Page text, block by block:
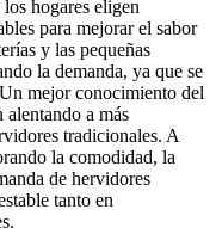
hogares eligen
para mejorar el sabor
y las pequeñas
la demanda, ya que se
mejor conocimiento del
alentando a más
tradicionales. A
la comodidad, la
de hervidores
tanto en